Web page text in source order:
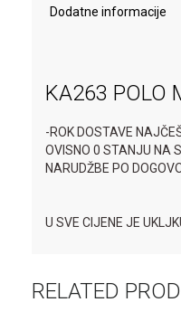
Dodatne informacije
KA263 POLO
-ROK DOSTAVE
OVISNO 0 STANJU NA
NARUDŽBE PO
U SVE CIJENE JE
RELATED